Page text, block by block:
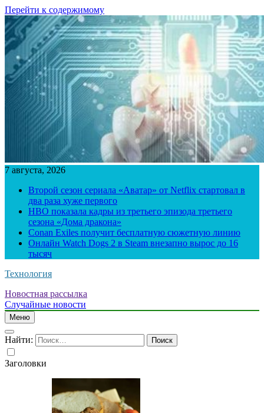
Перейти к содержимому
7 августа, 2026
Второй сезон сериала «Аватар» от Netflix стартовал в
два раза хуже первого
HBO показала кадры из третьего эпизода третьего
сезона «Дома дракона»
Conan Exiles получит бесплатную сюжетную линию
Онлайн Watch Dogs 2 в Steam внезапно вырос до 16
тысяч
Технология
Новостная рассылка
Случайные новости
Меню
Найти:
Заголовки